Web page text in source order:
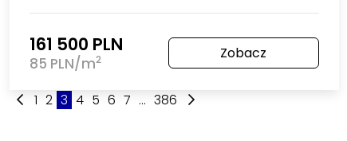
161 500 PLN
85 PLN/m2 Zobacz
1 2 3 4 5 6 7 ... 386